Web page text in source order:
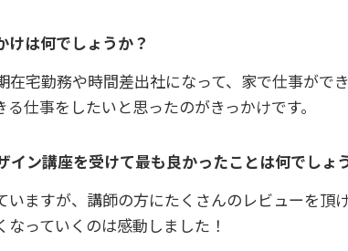
けは何でしょうか？
在宅勤務や時間差出社になって、家で仕事がで
る仕事をしたいと思ったのがきっかけです。
イン講座を受けて最も良かったことは何でしょ
いますが、講師の方にたくさんのレビューを頂
なっていくのは感動しました！